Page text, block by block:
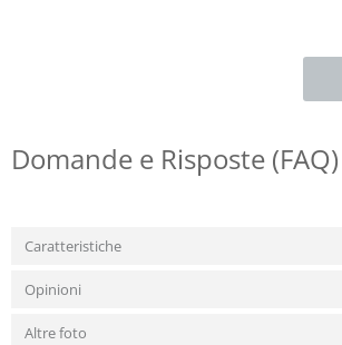
Domande e Risposte (FAQ)
Caratteristiche
Opinioni
Altre foto